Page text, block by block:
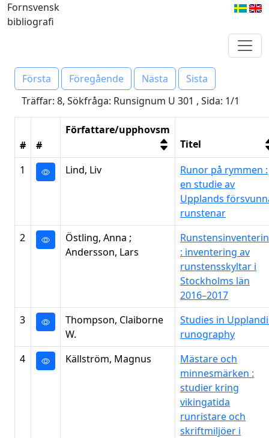
Fornsvensk
bibliografi
Första Föregående Nästa
Sista
Träffar: 8, Sökfråga: Runsignum U 301 , Sida: 1/1
# #
Författare/upphovsm
Titel
1
Lind, Liv
Runor på rymmen :
en studie av
Upplands
runstenar
2
Östling, Anna ;
Andersson, Lars
: inventering av
runstensskyltar i
Stockholms län
2016–2017
3
Thompson, Claiborne
W.
Studies in
runography
4
Källström, Magnus
Mästare och
minnesmärken :
studier kring
vikingatida
runristare och
skriftmiljöer i